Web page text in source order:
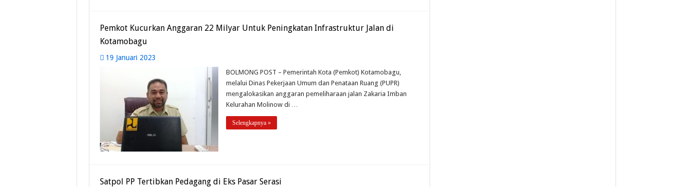
Pemkot Kucurkan Anggaran 22 Milyar Untuk Peningkatan Infrastruktur Jalan di
Kotamobagu
19 Januari 2023
BOLMONG POST – Pemerintah Kota (Pemkot) Kotamobagu,
melalui Dinas Pekerjaan Umum dan Penataan Ruang (PUPR)
mengalokasikan anggaran pemeliharaan jalan Zakaria Imban
Kelurahan Molinow di …
Selengkapnya »
Satpol PP Tertibkan Pedagang di Eks Pasar Serasi